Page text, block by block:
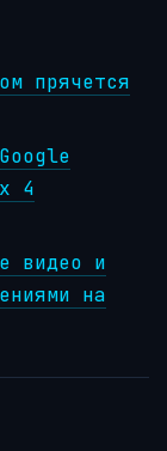
прячется
4
видео и
на